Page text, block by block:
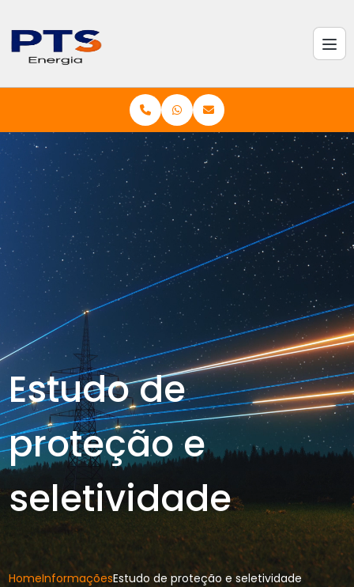
Estudo de
proteção e
seletividade
HomeInformaçõesEstudo de proteção e seletividade